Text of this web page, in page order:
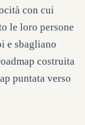
con cui
le loro persone
e sbagliano
costruita
puntata verso